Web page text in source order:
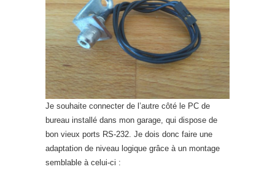
Je souhaite connecter de l’autre côté le PC de
bureau installé dans mon garage, qui dispose de
bon vieux ports RS-232. Je dois donc faire une
adaptation de niveau logique grâce à un montage
semblable à celui-ci :